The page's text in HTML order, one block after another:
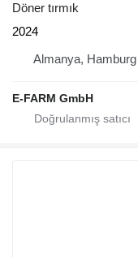
Döner tırmık
2024
Almanya, Hamburg
E-FARM GmbH